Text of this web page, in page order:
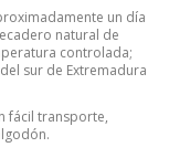
un día
natural de
controlada;
sur de Extremadura
fácil transporte,